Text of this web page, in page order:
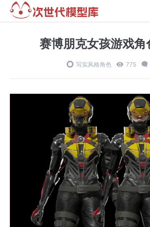
赛博朋克女孩游戏角
写实风格角色 775